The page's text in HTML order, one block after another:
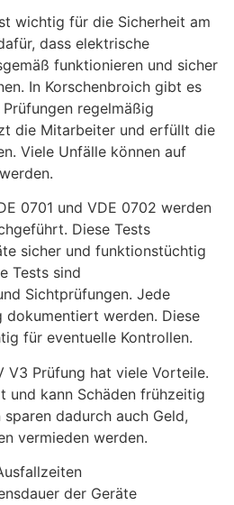
wichtig für die Sicherheit am
dass elektrische
funktionieren und sicher
In Korschenbroich gibt es
regelmäßig
die Mitarbeiter und erfüllt die
Viele Unfälle können auf
0701 und VDE 0702 werden
Diese Tests
sicher und funktionstüchtig
Tests sind
Sichtprüfungen. Jede
dokumentiert werden. Diese
für eventuelle Kontrollen.
V3 Prüfung hat viele Vorteile.
und kann Schäden frühzeitig
dadurch auch Geld,
vermieden werden.
der Geräte